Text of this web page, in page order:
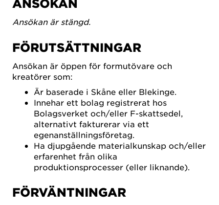
ANSÖKAN
Ansökan är stängd.
FÖRUTSÄTTNINGAR
Ansökan är öppen för formutövare och
kreatörer som:
Är baserade i Skåne eller Blekinge.
Innehar ett bolag registrerat hos
Bolagsverket och/eller F-skattsedel,
alternativt fakturerar via ett
egenanställningsföretag.
Ha djupgående materialkunskap och/eller
erfarenhet från olika
produktionsprocesser (eller liknande).
FÖRVÄNTNINGAR